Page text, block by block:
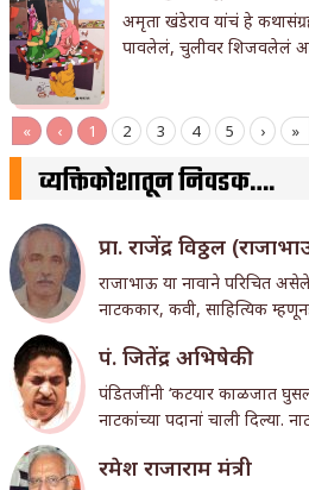
अमृता खंडेराव यांचं हे
पावलेलं, चुलीवर शिजवलेलं
« ‹ 1 2 3 4 5 › »
व्यक्तिकोशातून निवडक….
प्रा. राजेंद्र विठ्ठल
राजाभाऊ या नावाने परिचित
नाटककार, कवी, साहित्यिक
पं. जितेंद्र अभिषेकी
पंडितजींनी ‘कटयार काळजात
नाटकांच्या पदानां चाली दिल्या.
रमेश राजाराम मंत्री